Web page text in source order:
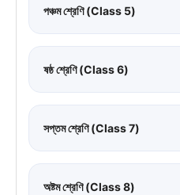
পঞ্চম শ্রেণি (Class 5)
ষষ্ঠ শ্রেণি (Class 6)
সপ্তম শ্রেণি (Class 7)
অষ্টম শ্রেণি (Class 8)